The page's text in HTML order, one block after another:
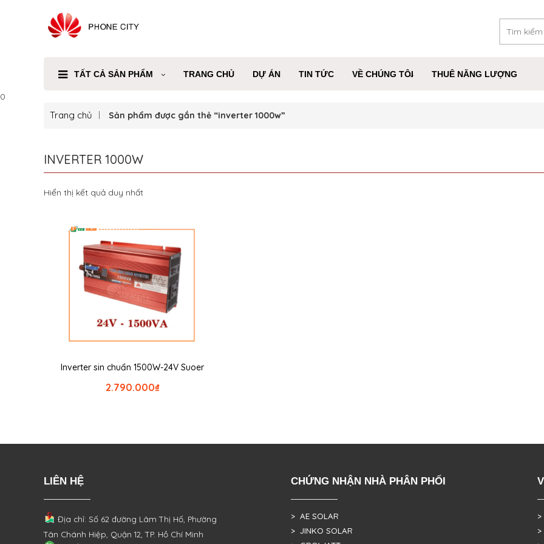
TẤT CẢ SẢN PHẨM TRANG CHỦ DỰ ÁN TIN TỨC VỀ CHÚNG TÔI THUÊ NĂNG LƯỢNG
0
Trang chủ Sản phẩm được gắn thẻ “inverter 1000w”
INVERTER 1000W
Hiển thị kết quả duy nhất
Inverter sin chuẩn 1500W-24V Suoer
₫
2.790.000
LIÊN HỆ
Địa chỉ: Số 62 đường Lâm Thị Hố, Phường
Tân Chánh Hiệp, Quận 12, TP. Hồ Chí Minh
CHỨNG NHẬN NHÀ PHÂN PHỐI
> AE SOLAR
> JINKO SOLAR
>